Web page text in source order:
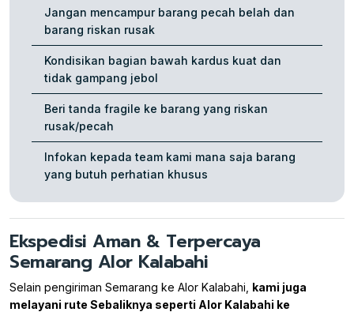
Jangan mencampur barang pecah belah dan
barang riskan rusak
Kondisikan bagian bawah kardus kuat dan
tidak gampang jebol
Beri tanda fragile ke barang yang riskan
rusak/pecah
Infokan kepada team kami mana saja barang
yang butuh perhatian khusus
Ekspedisi Aman & Terpercaya
Semarang Alor Kalabahi
Selain pengiriman Semarang ke Alor Kalabahi, kami juga
melayani rute Sebaliknya seperti Alor Kalabahi ke